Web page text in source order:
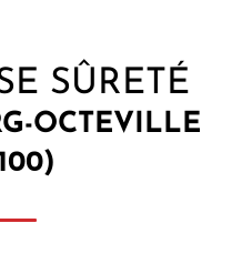
SÛRETÉ
OCTEVILLE